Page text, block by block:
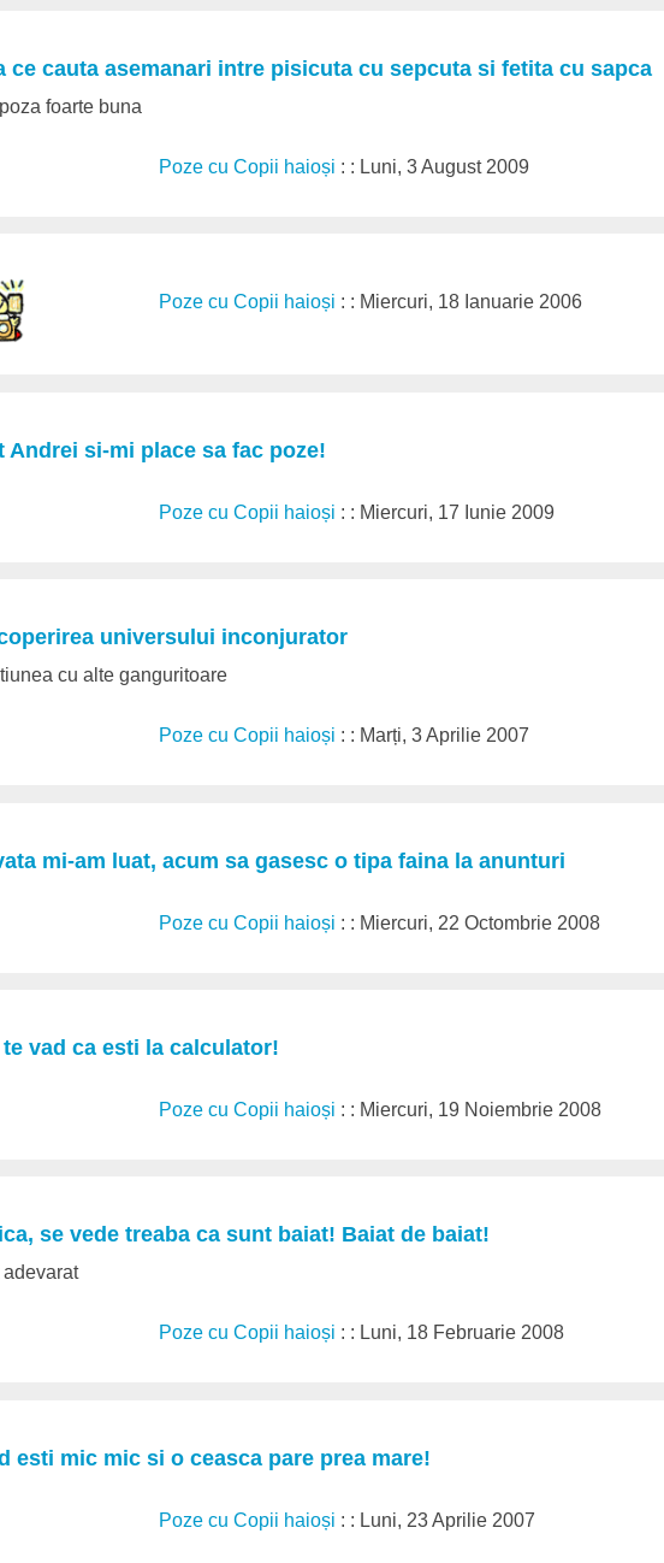
ce cauta asemanari intre pisicuta cu sepcuta si fetita cu sapca
foarte buna
Poze cu Copii haioși : : Luni, 3 August 2009
Poze cu Copii haioși : : Miercuri, 18 Ianuarie 2006
Andrei si-mi place sa fac poze!
Poze cu Copii haioși : : Miercuri, 17 Iunie 2009
universului inconjurator
cu alte ganguritoare
Poze cu Copii haioși : : Marți, 3 Aprilie 2007
mi-am luat, acum sa gasesc o tipa faina la anunturi
Poze cu Copii haioși : : Miercuri, 22 Octombrie 2008
te vad ca esti la calculator!
Poze cu Copii haioși : : Miercuri, 19 Noiembrie 2008
se vede treaba ca sunt baiat! Baiat de baiat!
adevarat
Poze cu Copii haioși : : Luni, 18 Februarie 2008
esti mic mic si o ceasca pare prea mare!
Poze cu Copii haioși : : Luni, 23 Aprilie 2007